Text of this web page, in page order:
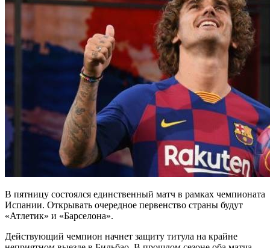
В пятницу состоялся единственный матч в рамках чемпионата
Испании. Открывать очередное первенство страны будут
«Атлетик» и «Барселона».
Действующий чемпион начнет защиту титула на крайне